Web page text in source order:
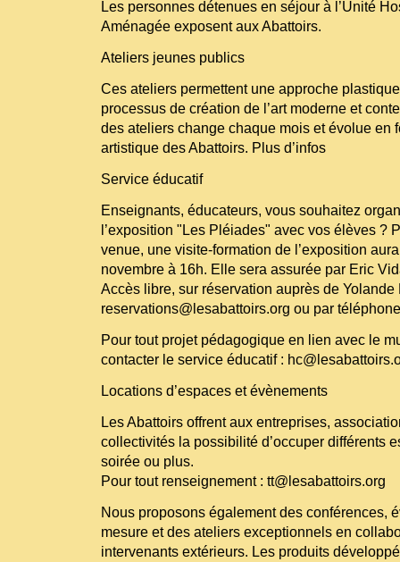
Les personnes détenues en séjour à l’Unité
Aménagée exposent aux Abattoirs.
Ateliers jeunes publics
Ces ateliers permettent une approche
processus de création de l’art moderne et
des ateliers change chaque mois et évolue en
artistique des Abattoirs. Plus d’infos
Service éducatif
Enseignants, éducateurs, vous souhaitez
l’exposition "Les Pléiades" avec vos élèves ?
venue, une visite-formation de l’exposition
novembre à 16h. Elle sera assurée par Eric
Accès libre, sur réservation auprès de Yolande
reservations@lesabattoirs.org ou par
Pour tout projet pédagogique en lien avec le
contacter le service éducatif :
Locations d’espaces et évènements
Les Abattoirs offrent aux entreprises,
collectivités la possibilité d’occuper différents
soirée ou plus.
Pour tout renseignement : tt@lesabattoirs.org
Nous proposons également des conférences,
mesure et des ateliers exceptionnels en
intervenants extérieurs. Les produits